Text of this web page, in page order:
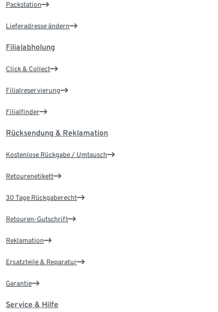
Packstation
Lieferadresse ändern
Filialabholung
Click & Collect
Filialreservierung
Filialfinder
Rücksendung & Reklamation
Kostenlose Rückgabe / Umtausch
Retourenetikett
30 Tage Rückgaberecht
Retouren-Gutschrift
Reklamation
Ersatzteile & Reparatur
Garantie
Service & Hilfe